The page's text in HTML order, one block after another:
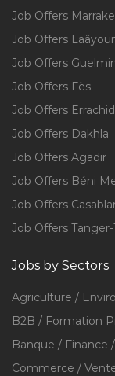
Job Offers
Job Offers
Job Offers
Job Offers Fès
Job Offers
Job Offers Dakhla
Job Offers Agadir
Job Offers Béni
Job Offers
Job Offers
Jobs by Sectors
Agriculture /
B2B / Formation
Banque / Finance
Commerce /